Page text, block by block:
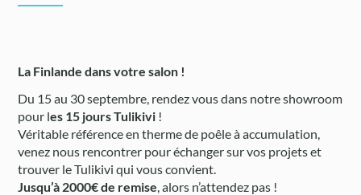
La Finlande dans votre salon !
Du 15 au 30 septembre, rendez vous dans notre showroom
pour les 15 jours Tulikivi !
Véritable référence en therme de poêle à accumulation,
venez nous rencontrer pour échanger sur vos projets et
trouver le Tulikivi qui vous convient.
Jusqu’à 2000€ de remise, alors n’attendez pas !